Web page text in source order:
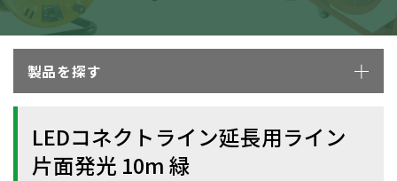
製品を探す
LEDコネクトライン延長用ライン
片面発光 10m 緑